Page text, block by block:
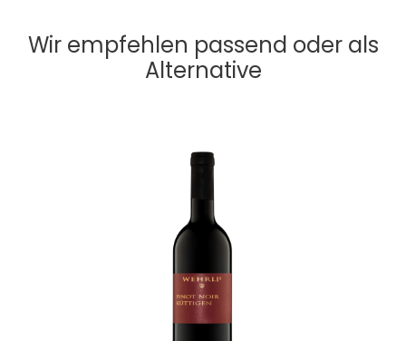
Wir empfehlen passend oder als
Alternative